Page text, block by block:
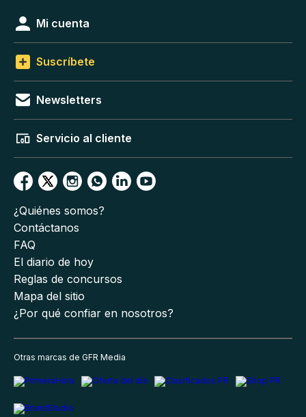
Mi cuenta
Suscríbete
Newsletters
Servicio al cliente
¿Quiénes somos?
Contáctanos
FAQ
El diario de hoy
Reglas de concursos
Mapa del sitio
¿Por qué confiar en nosotros?
Otras marcas de GFR Media